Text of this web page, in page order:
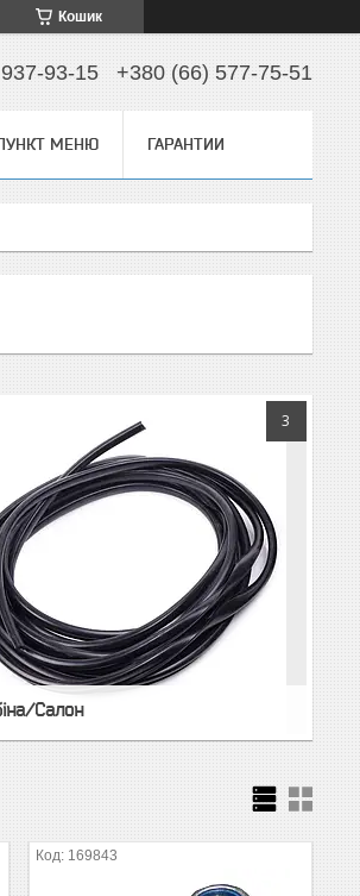
Кошик
93-15 +380 (66) 577-75-51
МЕНЮ ГАРАНТИИ
3
Салон
169843